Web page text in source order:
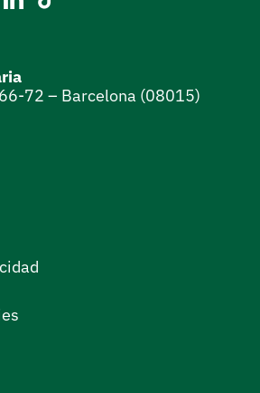
72 – Barcelona (08015)